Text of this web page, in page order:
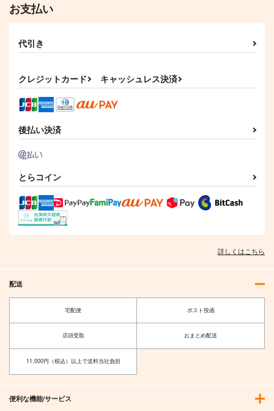
お支払い
代引き
クレジットカード キャッシュレス決済
後払い決済
とらコイン
詳しくはこちら
配送
宅配便 ポスト投函
店頭受取 おまとめ配送
11,000円（税込）以上で送料当社負担
便利な機能/サービス